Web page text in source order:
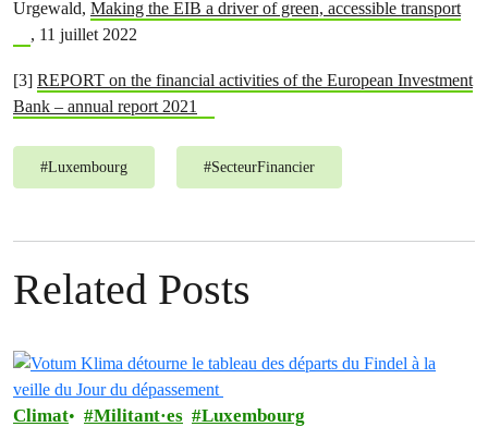
Urgewald, Making the EIB a driver of green, accessible transport
, 11 juillet 2022
[3] REPORT on the financial activities of the European Investment
Bank – annual report 2021
#Luxembourg #SecteurFinancier
Related Posts
Climat Militant·es Luxembourg